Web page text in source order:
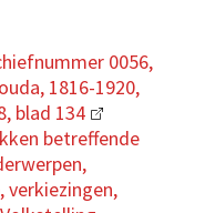
0056,
1816-1920,
blad 134
betreffende